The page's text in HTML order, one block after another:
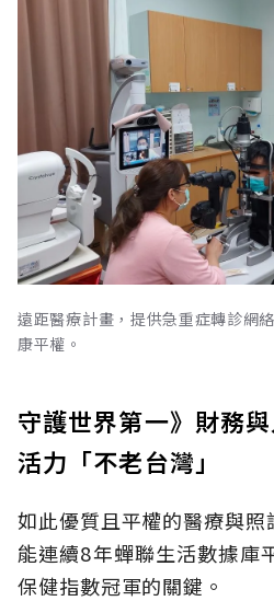
遠距醫療計畫，提供急重症轉診網
康平權。
守護世界第一》財務
活力「不老台灣」
如此優質且平權的醫療與
能連續8年蟬聯生活數據
保健指數冠軍的關鍵。